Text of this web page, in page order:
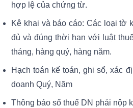
hợp lệ của chứng từ.
Kê khai và báo cáo: Các loại tờ
đủ và đúng thời hạn với luật
tháng, hàng quý, hàng năm.
Hạch toán kế toán, ghi sổ, xác
doanh Quý, Năm
Thông báo số thuế DN phải nộp